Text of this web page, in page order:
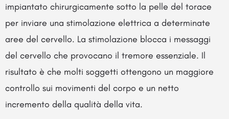
impiantato chirurgicamente sotto la pelle del torace
per inviare una stimolazione elettrica a determinate
aree del cervello. La stimolazione blocca i messaggi
del cervello che provocano il tremore essenziale. Il
risultato è che molti soggetti ottengono un maggiore
controllo sui movimenti del corpo e un netto
incremento della qualità della vita.